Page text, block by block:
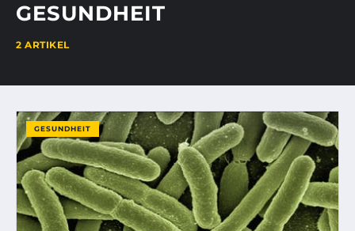
GESUNDHEIT
2 ARTIKEL
GESUNDHEIT